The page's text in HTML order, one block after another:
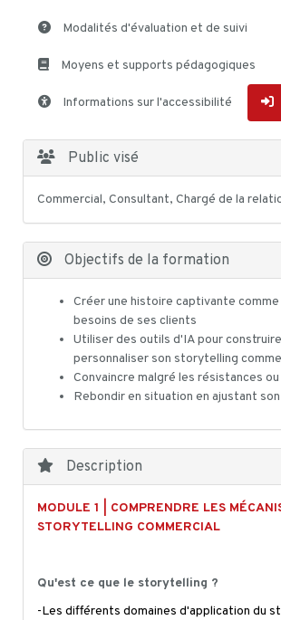
Modalités d'évaluation et de suivi
Moyens et supports pédagogiques
Informations sur l'accessibilité
Public visé
Commercial, Consultant, Chargé de la
Objectifs de la formation
Créer une histoire captivante comme
besoins de ses clients
Utiliser des outils d'IA pour
personnaliser son storytelling
Convaincre malgré les résistances
Rebondir en situation en ajustant
Description
MODULE 1 | COMPRENDRE LES
STORYTELLING COMMERCIAL
Qu'est ce que le storytelling ?
-Les différents domaines d'application du